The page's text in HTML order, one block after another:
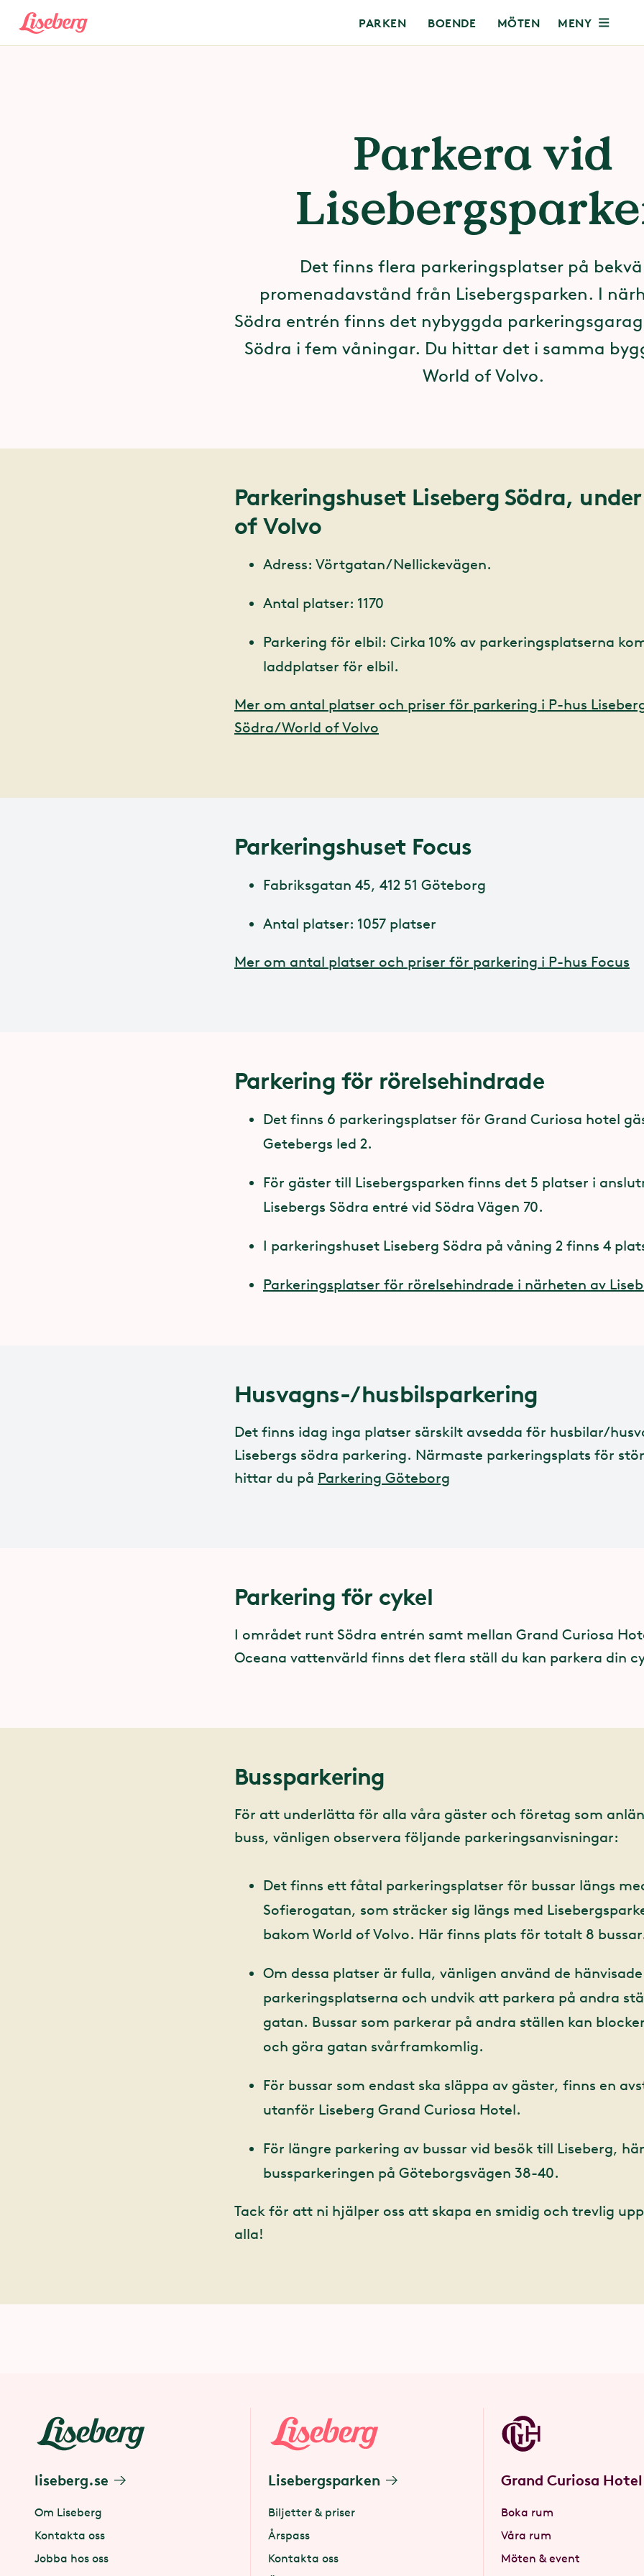
PARKEN BOENDE MÖTEN MENY
Parkera vid
Det finns flera parkeringsplatser på
promenadavstånd från Lisebergsparken. I
Södra entrén finns det nybyggda
Södra i fem våningar. Du hittar det i samma
World of Volvo.
Parkeringshuset Liseberg Södra,
of Volvo
Adress: Vörtgatan/Nellickevägen.
Antal platser: 1170
Parkering för elbil: Cirka 10% av parkeringsplatserna
laddplatser för elbil.
Mer om antal platser och priser för parkering i P-hus
Södra/World of Volvo
Parkeringshuset Focus
Fabriksgatan 45, 412 51 Göteborg
Antal platser: 1057 platser
Mer om antal platser och priser för parkering i P-hus Focus
Parkering för rörelsehindrade
Det finns 6 parkeringsplatser för Grand Curiosa hotel
Getebergs led 2.
För gäster till Lisebergsparken finns det 5 platser i
Lisebergs Södra entré vid Södra Vägen 70.
I parkeringshuset Liseberg Södra på våning 2 finns 4
Parkeringsplatser för rörelsehindrade i närheten av
Husvagns-/husbilsparkering
Det finns idag inga platser särskilt avsedda för husbilar/
Lisebergs södra parkering. Närmaste parkeringsplats för
hittar du på Parkering Göteborg
Parkering för cykel
I området runt Södra entrén samt mellan Grand Curiosa
Oceana vattenvärld finns det flera ställ du kan parkera din
Bussparkering
För att underlätta för alla våra gäster och företag som
buss, vänligen observera följande parkeringsanvisningar:
Det finns ett fåtal parkeringsplatser för bussar längs
Sofierogatan, som sträcker sig längs med
bakom World of Volvo. Här finns plats för totalt 8
Om dessa platser är fulla, vänligen använd de hänvisade
parkeringsplatserna och undvik att parkera på andra
gatan. Bussar som parkerar på andra ställen kan
och göra gatan svårframkomlig.
För bussar som endast ska släppa av gäster, finns en
utanför Liseberg Grand Curiosa Hotel.
För längre parkering av bussar vid besök till Liseberg,
bussparkeringen på Göteborgsvägen 38-40.
Tack för att ni hjälper oss att skapa en smidig och trevlig
alla!
liseberg.se
Om Liseberg
Kontakta oss
Jobba hos oss
Lisebergsparken
Biljetter & priser
Årspass
Kontakta oss
Grand Curiosa Hotel
Boka rum
Våra rum
Möten & event